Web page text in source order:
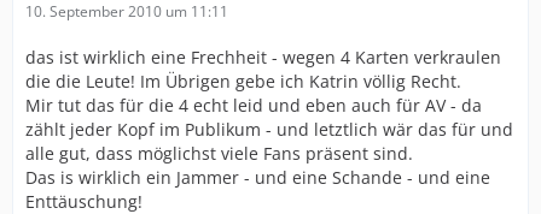
10. September 2010 um 11:11
das ist wirklich eine Frechheit - wegen 4 Karten verkraulen
die die Leute! Im Übrigen gebe ich Katrin völlig Recht.
Mir tut das für die 4 echt leid und eben auch für AV - da
zählt jeder Kopf im Publikum - und letztlich wär das für und
alle gut, dass möglichst viele Fans präsent sind.
Das is wirklich ein Jammer - und eine Schande - und eine
Enttäuschung!